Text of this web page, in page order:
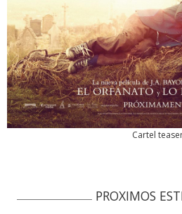
Cartel
PROXIMOS